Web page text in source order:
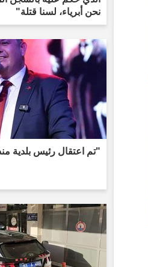
نحن أبرياء، لسنا قتلة"
"تم اعتقال رئيس بلدية